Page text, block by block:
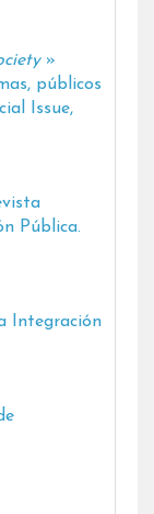
»
públicos
Issue,
Pública.
Integración